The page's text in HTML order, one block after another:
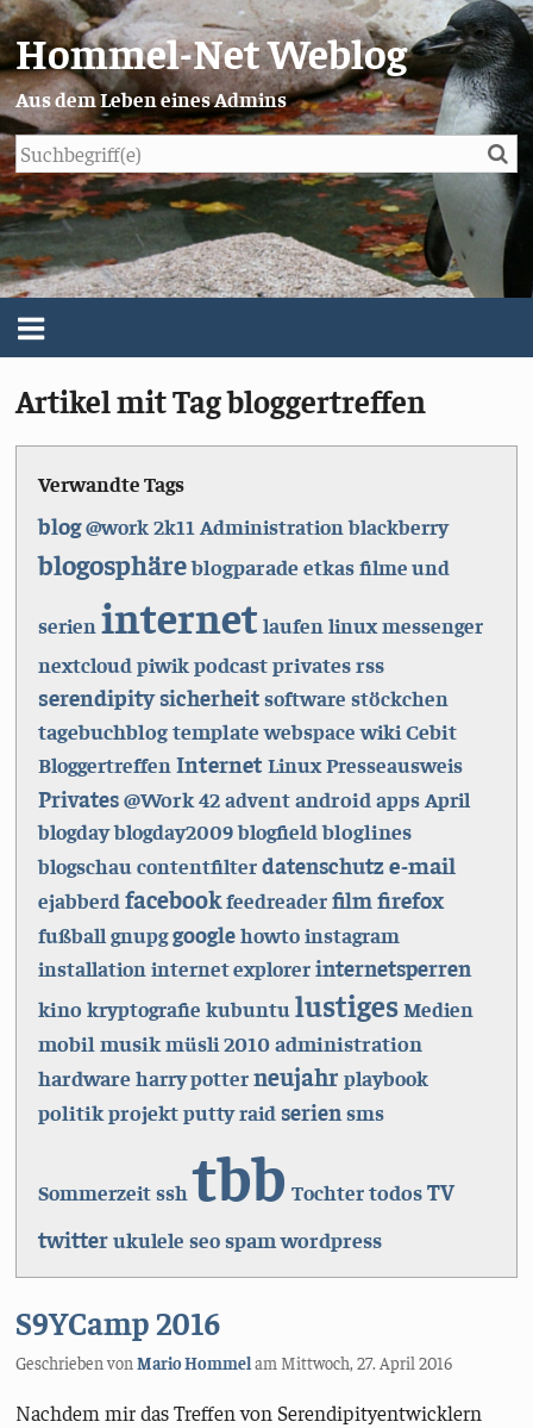
Hommel-Net Weblog
Aus dem Leben eines Admins
Menü
Über mich
Impressum/Datenschutz
Artikel mit Tag bloggertreffen
Verwandte Tags
blog@work2k11 Administration blackberry
blogosphäreblogparadeetkasfilme und
serien internet laufen linuxmessenger
nextcloud piwikpodcastprivatesrss
serendipitysicherheitsoftware stöckchen
tagebuchblogtemplatewebspace wiki Cebit
Bloggertreffen Internet LinuxPresseausweis
Privates@Work42adventandroid appsApril
blogdayblogday2009blogfield bloglines
blogschaucontentfilterdatenschutze-mail
ejabberd facebookfeedreaderfilm firefox
fußball gnupggooglehowtoinstagram
installation internet explorerinternetsperren
kino kryptografie kubuntulustigesMedien
mobil musikmüsli 2010administration
hardwareharry potterneujahrplaybook
politikprojektputtyraid seriensms
Sommerzeitssh tbb TochtertodosTV
twitterukulele seospamwordpress
S9YCamp 2016
Geschrieben vonMario Hommelam Mittwoch, 27. April 2016
Nachdem mir das Treffen von Serendipityentwicklern